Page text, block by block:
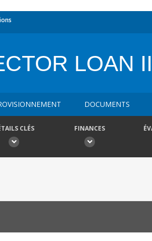
LOAN II
DOCUMENTS
CLÉS FINANCES